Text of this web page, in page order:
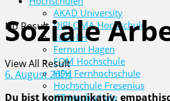
AKAD University
DIPLOMA Hochschule
Euro-FH
Fernuni Hagen
FOM Hochschule
HFH Fernhochschule
Hochschule Fresenius
IST-Hochschule
No Result
View All Result
Soziale
6. August 2024
Du bist kommunikativ,